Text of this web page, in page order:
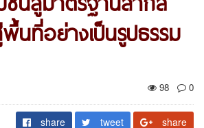
นที่อย่างเป็นรูปธรรม
98
0
share tweet share